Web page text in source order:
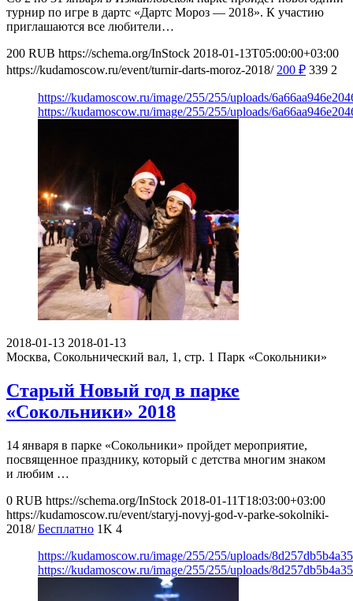
турнир по игре в дартс «Дартс Мороз — 2018». К участию
приглашаются все любители…
200 RUB https://schema.org/InStock 2018-01-13T05:00:00+03:00
https://kudamoscow.ru/event/turnir-darts-moroz-2018/ 200 ₽ 339 2
https://kudamoscow.ru/image/255/255/uploads/
https://kudamoscow.ru/image/255/255/uploads/
2018-01-13 2018-01-13
Москва, Сокольнический вал, 1, стр. 1 Парк «Сокольники»
Старый Новый год в парке
«Сокольники» 2018
14 января в парке «Сокольники» пройдет мероприятие,
посвященное празднику, который с детства многим знаком
и любим …
0 RUB https://schema.org/InStock 2018-01-11T18:03:00+03:00
https://kudamoscow.ru/event/staryj-novyj-god-v-parke-sokolniki-
2018/ Бесплатно 1K 4
https://kudamoscow.ru/image/255/255/uploads/
https://kudamoscow.ru/image/255/255/uploads/